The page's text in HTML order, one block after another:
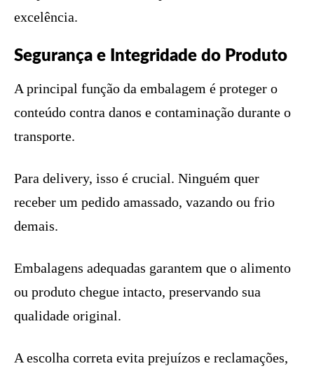
excelência.
Segurança e Integridade do Produto
A principal função da embalagem é proteger o
conteúdo contra danos e contaminação durante o
transporte.
Para delivery, isso é crucial. Ninguém quer
receber um pedido amassado, vazando ou frio
demais.
Embalagens adequadas garantem que o alimento
ou produto chegue intacto, preservando sua
qualidade original.
A escolha correta evita prejuízos e reclamações,